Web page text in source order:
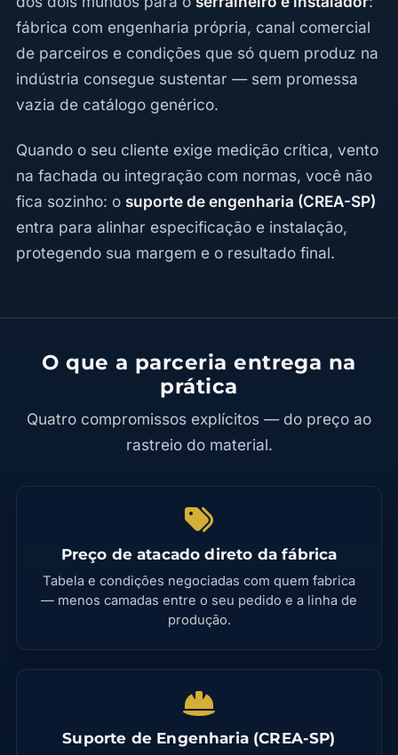
fábrica com engenharia própria, canal comercial
de parceiros e condições que só quem produz na
indústria consegue sustentar — sem promessa
vazia de catálogo genérico.
Quando o seu cliente exige medição crítica, vento
na fachada ou integração com normas, você não
fica sozinho: o suporte de engenharia (CREA-SP)
entra para alinhar especificação e instalação,
protegendo sua margem e o resultado final.
O que a parceria entrega na
prática
Quatro compromissos explícitos — do preço ao
rastreio do material.
Preço de atacado direto da fábrica
Tabela e condições negociadas com quem fabrica
— menos camadas entre o seu pedido e a linha de
produção.
Suporte de Engenharia (CREA-SP)